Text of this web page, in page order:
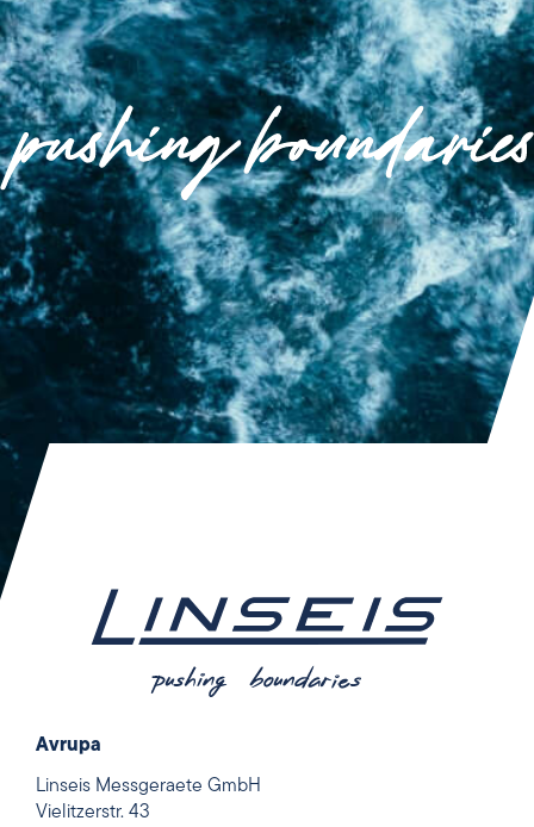
Avrupa
Linseis Messgeraete GmbH
Vielitzerstr. 43